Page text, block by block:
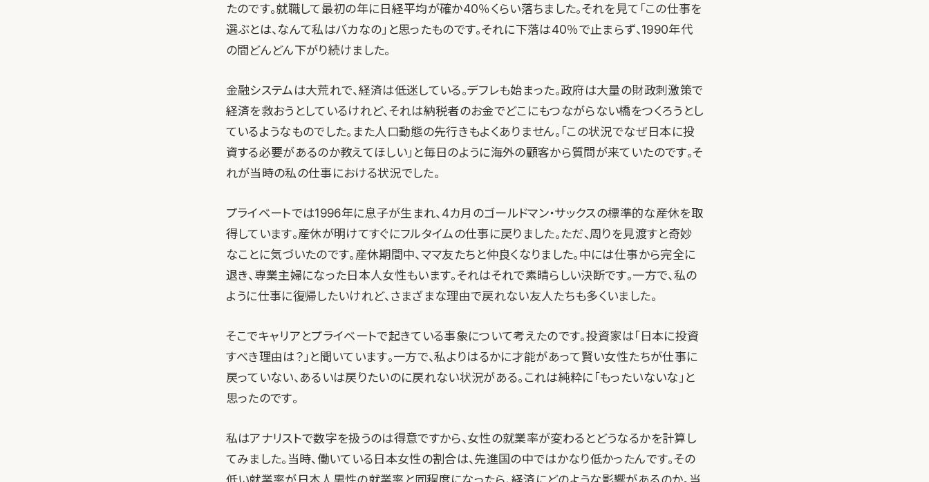
たのです。就職して最初の年に日経平均が確か40％くらい落ちました。それを見て「この仕事を
選ぶとは、なんて私はバカなの」と思ったものです。それに下落は40％で止まらず、1990年代
の間どんどん下がり続けました。
金融システムは大荒れで、経済は低迷している。デフレも始まった。政府は大量の財政刺激策で
経済を救おうとしているけれど、それは納税者のお金でどこにもつながらない橋をつくろうとし
ているようなものでした。また人口動態の先行きもよくありません。「この状況でなぜ日本に投
資する必要があるのか教えてほしい」と毎日のように海外の顧客から質問が来ていたのです。そ
れが当時の私の仕事における状況でした。
プライベートでは1996年に息子が生まれ、4カ月のゴールドマン・サックスの標準的な産休を取
得しています。産休が明けてすぐにフルタイムの仕事に戻りました。ただ、周りを見渡すと奇妙
なことに気づいたのです。産休期間中、ママ友たちと仲良くなりました。中には仕事から完全に
退き、専業主婦になった日本人女性もいます。それはそれで素晴らしい決断です。一方で、私の
ように仕事に復帰したいけれど、さまざまな理由で戻れない友人たちも多くいました。
そこでキャリアとプライベートで起きている事象について考えたのです。投資家は「日本に投資
すべき理由は？」と聞いています。一方で、私よりはるかに才能があって賢い女性たちが仕事に
戻っていない、あるいは戻りたいのに戻れない状況がある。これは純粋に「もったいないな」と
思ったのです。
私はアナリストで数字を扱うのは得意ですから、女性の就業率が変わるとどうなるかを計算し
てみました。当時、働いている日本女性の割合は、先進国の中ではかなり低かったんです。その